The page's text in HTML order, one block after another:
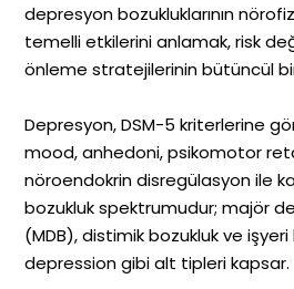
depresyon bozukluklarının
temelli etkilerini anlamak, risk
önleme stratejilerinin bütüncül bir
Depresyon, DSM-5 kriterlerine
mood, anhedoni, psikomotor
nöroendokrin disregülasyon ile
bozukluk spektrumudur; majör
(MDB), distimik bozukluk ve
depression gibi alt tipleri kapsar.